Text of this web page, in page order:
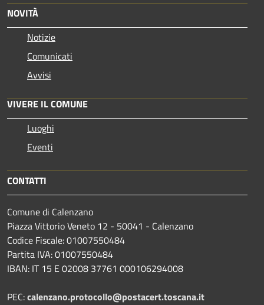
NOVITÀ
Notizie
Comunicati
Avvisi
VIVERE IL COMUNE
Luoghi
Eventi
CONTATTI
Comune di Calenzano
Piazza Vittorio Veneto 12 - 50041 - Calenzano
Codice Fiscale: 01007550484
Partita IVA: 01007550484
IBAN: IT 15 E 02008 37761 000106294008
PEC:calenzano.protocollo@postacert.toscana.it